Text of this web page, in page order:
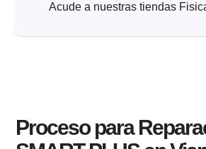
Acude a nuestras tiendas
Proceso para